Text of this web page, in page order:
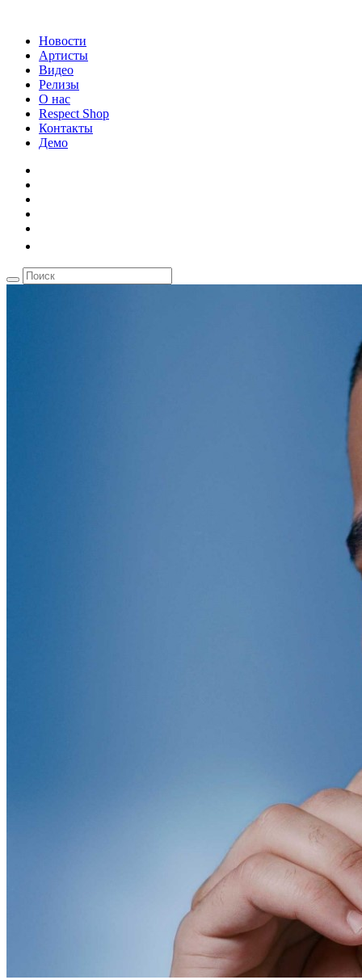
Новости
Артисты
Видео
Релизы
О нас
Respect Shop
Контакты
Демо